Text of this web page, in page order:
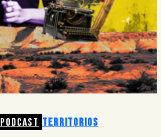
TERRITORIOS